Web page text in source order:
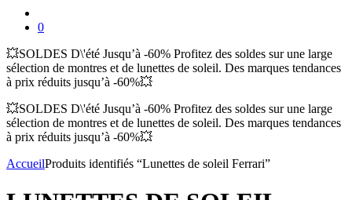
0
💥SOLDES D\'été Jusqu’à -60% Profitez des soldes sur une large
sélection de montres et de lunettes de soleil. Des marques tendances
à prix réduits jusqu’à -60%💥
💥SOLDES D\'été Jusqu’à -60% Profitez des soldes sur une large
sélection de montres et de lunettes de soleil. Des marques tendances
à prix réduits jusqu’à -60%💥
AccueilProduits identifiés “Lunettes de soleil Ferrari”